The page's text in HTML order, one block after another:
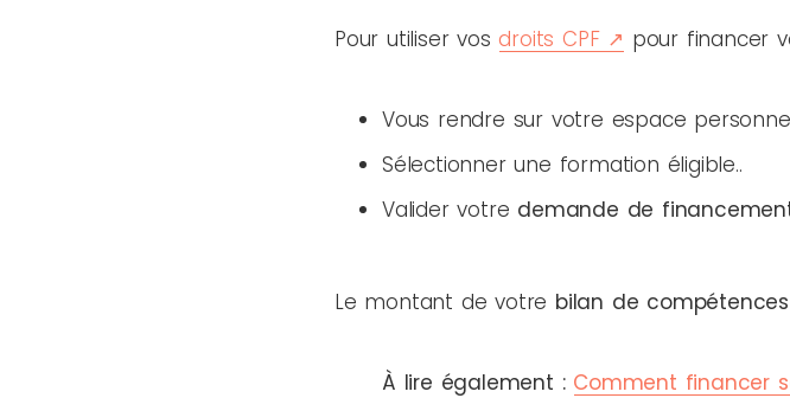
Pour utiliser vos droits CPF pour financer
Vous rendre sur votre espace
Sélectionner une formation éligible.
Valider votre demande de
Le montant de votre bilan de compétences
À lire également : Comment financer